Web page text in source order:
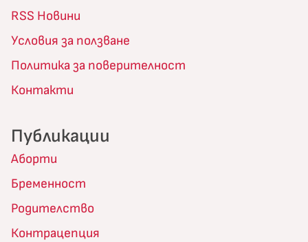
RSS Новини
Условия за ползване
Политика за поверителност
Контакти
Публикации
Аборти
Бременност
Родителство
Контрацепция